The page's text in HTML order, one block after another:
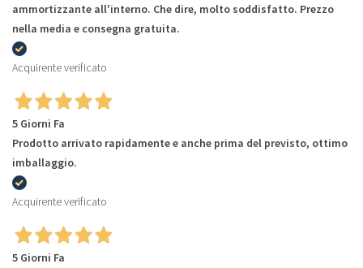
ammortizzante all'interno. Che dire, molto soddisfatto. Prezzo
nella media e consegna gratuita.
Acquirente verificato
5 Giorni Fa
Prodotto arrivato rapidamente e anche prima del previsto, ottimo
imballaggio.
Acquirente verificato
5 Giorni Fa